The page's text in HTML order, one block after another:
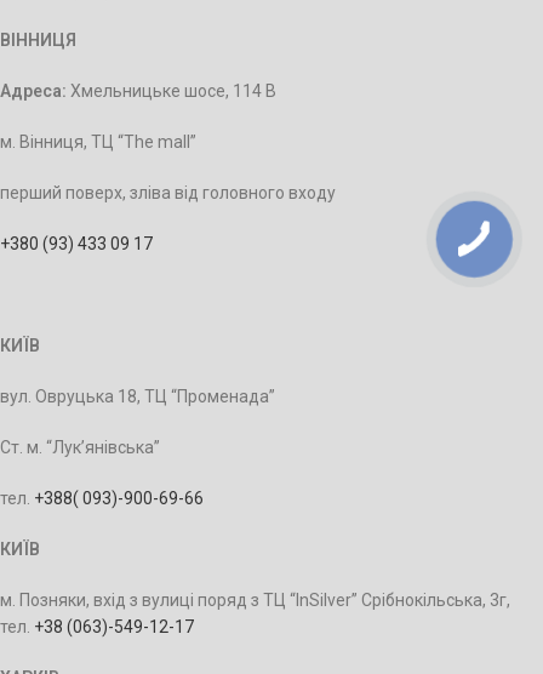
ВІННИЦЯ
Адреса: Хмельницьке шосе, 114 В
м. Вінниця, ТЦ “The mall”
перший поверх, зліва від головного входу
+380 (93) 433 09 17
КИЇВ
вул. Овруцька 18, ТЦ “Променада”
Ст. м. “Лук’янівська”
тел. +388‭( 093)-900-69-66
КИЇВ
м. Позняки, вхід з вулиці поряд з ТЦ “InSilver” Срібнокільська, 3г,
тел. +38 ‭(063)-549-12-17